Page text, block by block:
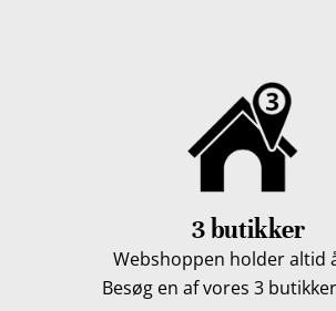
3 butikker
Webshoppen holder altid
Besøg en af vores 3